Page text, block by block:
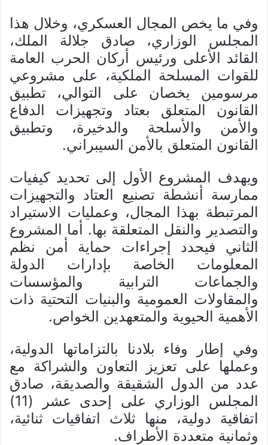
وفي ما يخص المجال العسكري، وخلال هذا
المجلس الوزاري، صادق جلالة الملك،
القائد الأعلى ورئيس أركان الحرب العامة
للقوات المسلحة الملكية، على مشروعي
مرسومين يخصان على التوالي، تطبيق
القانون المتعلق بعتاد وتجهيزات الدفاع
والأمن والأسلحة والدخيرة، وتطبيق
القانون المتعلق بالأمن السيبراني.
ويهدف المشروع الأول إلى تحديد كيفيات
ممارسة أنشطة تصنيع العتاد والتجهيزات
المرتبطة بهذا المجال، وعمليات الاستيراد
والتصدير والنقل المتعلقة بها. أما المشروع
الثاني فيحدد إجراءات حماية أمن نظم
المعلومات الخاصة بإدارات الدولة
والجماعات الترابية والمؤسسات
والمقاولات العمومية والبنيات التحتية ذات
الأهمية الحيوية والمتعهدين الخواص.
وفي إطار وفاء بلادنا بالتزاماتها الدولية،
وعملها على تعزيز التعاون والشراكة مع
عدد من الدول الشقيقة والصديقة، صادق
المجلس الوزاري على إحدى عشر (11)
اتفاقية دولية، منها ثلاث اتفاقيات ثنائية،
وثمانية متعددة الأطراف.